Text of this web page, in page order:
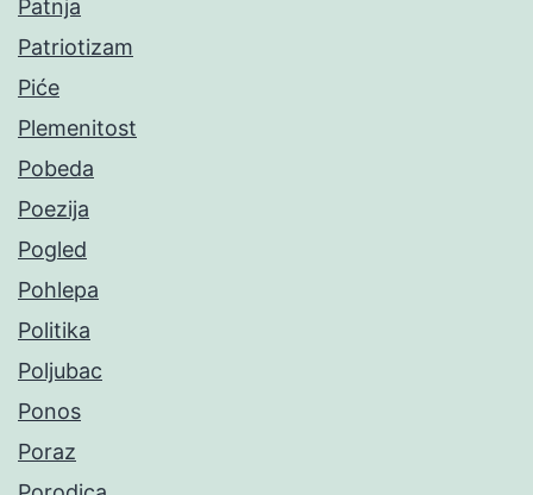
Patnja
Patriotizam
Piće
Plemenitost
Pobeda
Poezija
Pogled
Pohlepa
Politika
Poljubac
Ponos
Poraz